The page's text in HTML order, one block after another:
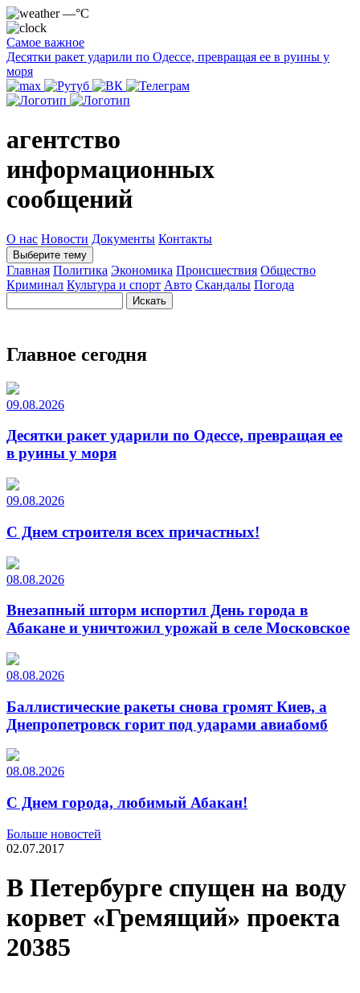
—°C
Самое важное
Десятки ракет ударили по Одессе, превращая ее в руины у
моря
агентство
информационных
сообщений
О нас Новости Документы Контакты
Выберите тему
Главная Политика Экономика Происшествия Общество
Криминал Культура и спорт Авто Скандалы Погода
Главное сегодня
09.08.2026
Десятки ракет ударили по Одессе, превращая ее
в руины у моря
09.08.2026
С Днем строителя всех причастных!
08.08.2026
Внезапный шторм испортил День города в
Абакане и уничтожил урожай в селе Московское
08.08.2026
Баллистические ракеты снова громят Киев, а
Днепропетровск горит под ударами авиабомб
08.08.2026
С Днем города, любимый Абакан!
Больше новостей
02.07.2017
В Петербурге спущен на воду
корвет «Гремящий» проекта
20385